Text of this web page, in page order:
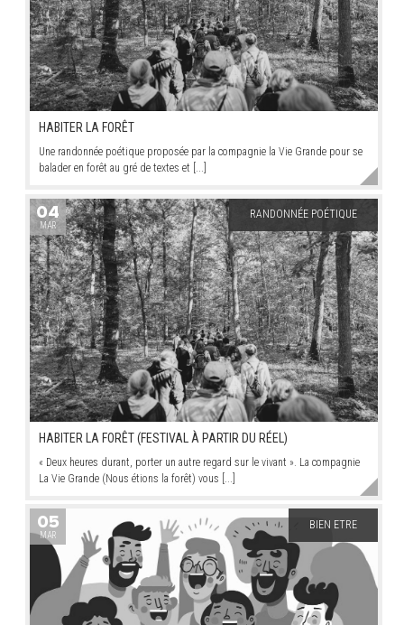
HABITER LA FORÊT
Une randonnée poétique proposée par la compagnie la Vie Grande pour se
balader en forêt au gré de textes et [...]
HABITER LA FORÊT (FESTIVAL À PARTIR DU RÉEL)
« Deux heures durant, porter un autre regard sur le vivant ». La compagnie
La Vie Grande (Nous étions la forêt) vous [...]
04
MAR
RANDONNÉE POÉTIQUE
05
MAR
BIEN ETRE